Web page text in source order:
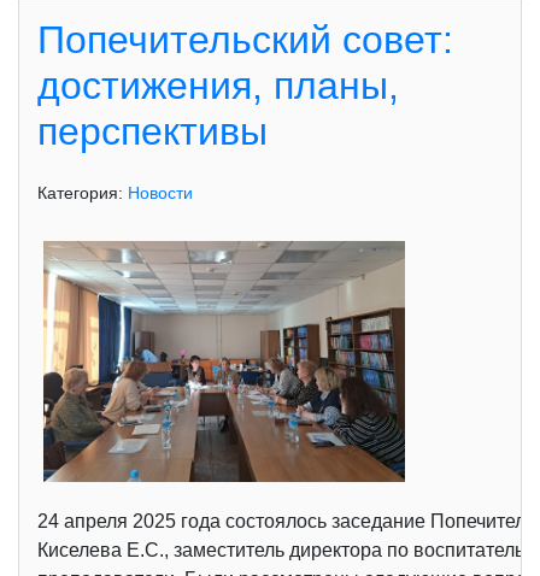
Попечительский совет:
достижения, планы,
перспективы
Категория: Новости
24 апреля 2025 года состоялось заседание
Киселева Е.С., заместитель директора по